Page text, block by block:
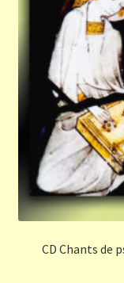
CD Chants de